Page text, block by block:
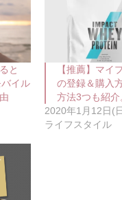
と
イル
【推薦】マイ
の登録＆購入
方法3つも紹介
2020年1月12日(
ライフスタイル